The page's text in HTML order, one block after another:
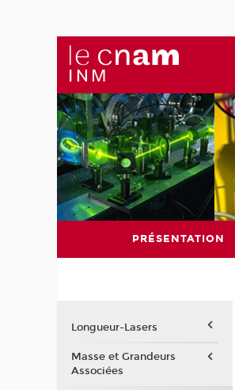
PRÉSENTATION
Longueur-Lasers
Masse et Grandeurs
Associées